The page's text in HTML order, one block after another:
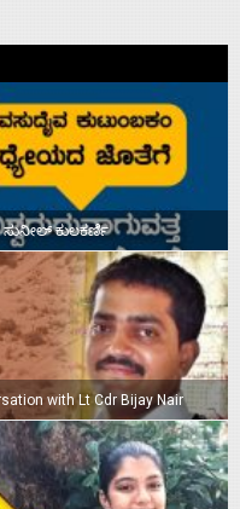
ಸುನೀಲ್‌ ಕುಲಕರ್ಣಿ
with Lt Cdr Bijay Nair